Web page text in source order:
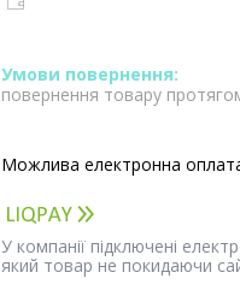
повернення товару
У компанії підключені
який товар не покидаючи